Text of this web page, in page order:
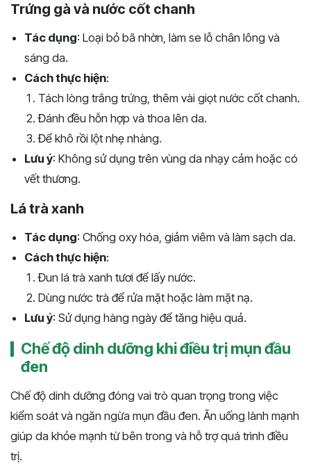
Trứng gà và nước cốt chanh
Tác dụng: Loại bỏ bã nhờn, làm se lỗ chân lông và
sáng da.
Cách thực hiện:
Tách lòng trắng trứng, thêm vài giọt nước cốt chanh.
Đánh đều hỗn hợp và thoa lên da.
Để khô rồi lột nhẹ nhàng.
Lưu ý: Không sử dụng trên vùng da nhạy cảm hoặc có
vết thương.
Lá trà xanh
Tác dụng: Chống oxy hóa, giảm viêm và làm sạch da.
Cách thực hiện:
Đun lá trà xanh tươi để lấy nước.
Dùng nước trà để rửa mặt hoặc làm mặt nạ.
Lưu ý: Sử dụng hàng ngày để tăng hiệu quả.
Chế độ dinh dưỡng khi điều trị mụn đầu
đen
Chế độ dinh dưỡng đóng vai trò quan trọng trong việc
kiểm soát và ngăn ngừa mụn đầu đen. Ăn uống lành mạnh
giúp da khỏe mạnh từ bên trong và hỗ trợ quá trình điều
trị.